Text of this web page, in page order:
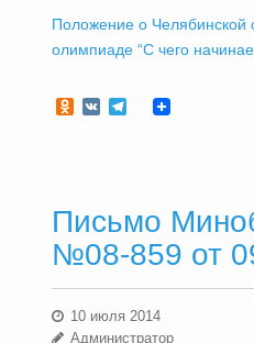
Положение о Челябинской
олимпиаде “С чего
Odnoklassniki
VKTelegram
Письмо
№08-859 от
10 июля 2014
Администратор